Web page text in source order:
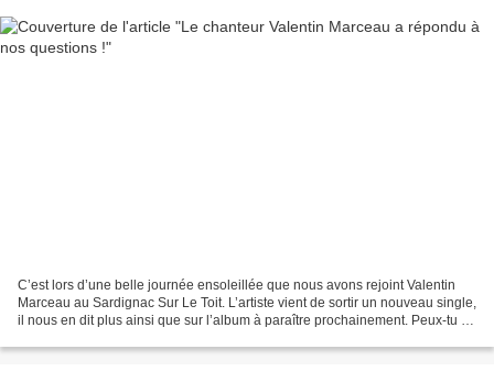
C’est lors d’une belle journée ensoleillée que nous avons rejoint Valentin
Marceau au Sardignac Sur Le Toit. L’artiste vient de sortir un nouveau single,
il nous en dit plus ainsi que sur l’album à paraître prochainement. Peux-tu te